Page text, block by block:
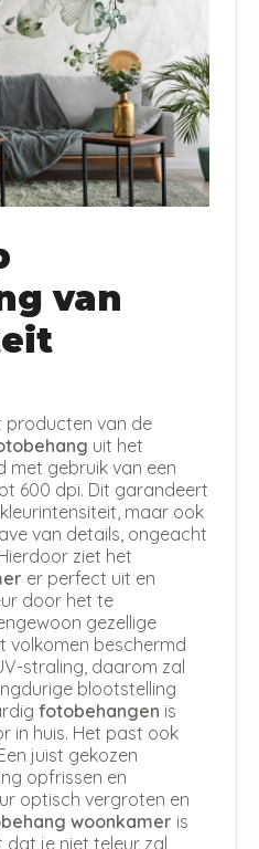
van
producten van de
uit het
gebruik van een
600 dpi. Dit garandeert
maar ook
van details, ongeacht
ziet het
er perfect uit en
door het te
gezellige
volkomen beschermd
straling, daarom zal
blootstelling
fotobehangen is
in huis. Het past ook
juist gekozen
opfrissen en
optisch vergroten en
woonkamer is
je niet teleur zal